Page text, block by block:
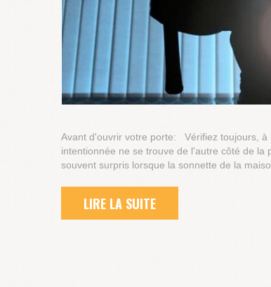
Avant d'ouvrir votre porte: Vérifiez toujours, à
intentionnée ne se trouve de l'autre côté de la
souvent surpris lorsque la sonnette de la
LIRE LA SUITE